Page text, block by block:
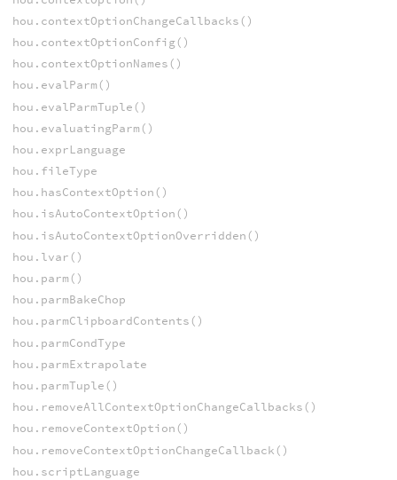
hou.contextOptionChangeCallbacks()
hou.contextOptionConfig()
hou.contextOptionNames()
hou.evalParm()
hou.evalParmTuple()
hou.evaluatingParm()
hou.exprLanguage
hou.fileType
hou.hasContextOption()
hou.isAutoContextOption()
hou.isAutoContextOptionOverridden()
hou.lvar()
hou.parm()
hou.parmBakeChop
hou.parmClipboardContents()
hou.parmCondType
hou.parmExtrapolate
hou.parmTuple()
hou.removeAllContextOptionChangeCallbacks()
hou.removeContextOption()
hou.removeContextOptionChangeCallback()
hou.scriptLanguage